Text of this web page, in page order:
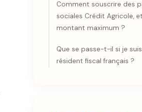
Comment souscrire des
sociales Crédit Agricole,
montant maximum ?
Que se passe-t-il si je
résident fiscal français ?